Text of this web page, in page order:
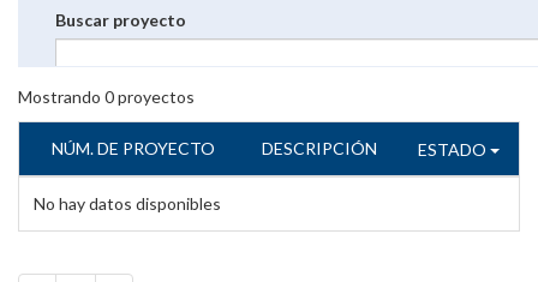
Buscar proyecto
Mostrando 0proyectos
NÚM. DE PROYECTO DESCRIPCIÓN ESTADO
No hay datos disponibles